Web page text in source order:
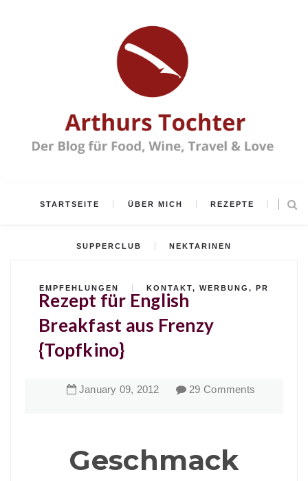
STARTSEITE ÜBER MICH REZEPTE
SUPPERCLUB NEKTARINEN
EMPFEHLUNGEN KONTAKT, WERBUNG, PR
Rezept für English
Breakfast aus Frenzy
{Topfkino}
January 09, 2012 29 Comments
Geschmack